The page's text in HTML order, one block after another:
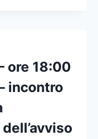
ore 18:00
incontro